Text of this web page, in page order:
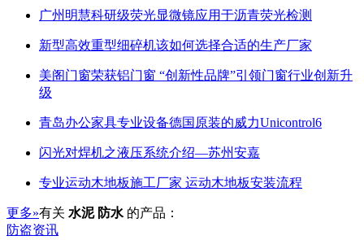
广州明慧科研级荧光显微镜应用于沥青荧光检测
新型高效重型细碎机该如何选择合适的生产厂家
美阁门窗荣获铝门窗 “创新性品牌”引领门窗行业创新升
级
青岛办公家具专业设备德国原装的威力Unicontrol6
闪光对焊机之液压系统介绍—苏州安嘉
专业运动木地板施工厂家 运动木地板安装流程
更多»有关 水泥 防水 的产品：
防盗资讯